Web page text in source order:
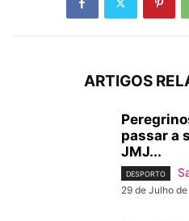
ARTIGOS
passar a
JMJ...
DESPORTO
29 de Julho